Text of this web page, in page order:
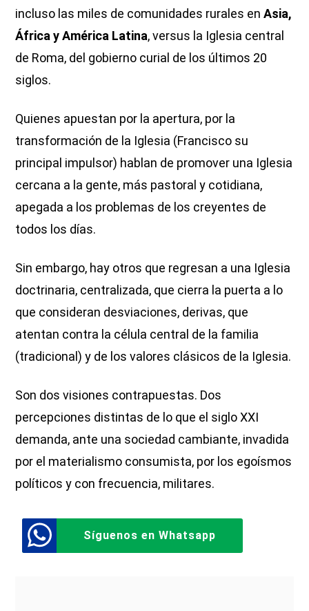
incluso las miles de comunidades rurales enAsia,
África y América Latina, versus la Iglesia central
de Roma, del gobierno curial de los últimos 20
siglos.
Quienes apuestan por la apertura, por la
transformación de la Iglesia (Francisco su
principal impulsor) hablan de promover una Iglesia
cercana a la gente, más pastoral y cotidiana,
apegada a los problemas de los creyentes de
todos los días.
Sin embargo, hay otros que regresan a una Iglesia
doctrinaria, centralizada, que cierra la puerta a lo
que consideran desviaciones, derivas, que
atentan contra la célula central de la familia
(tradicional) y de los valores clásicos de la Iglesia.
Son dos visiones contrapuestas. Dos
percepciones distintas de lo que el siglo XXI
demanda, ante una sociedad cambiante, invadida
por el materialismo consumista, por los egoísmos
políticos y con frecuencia, militares.
Síguenos en Whatsapp